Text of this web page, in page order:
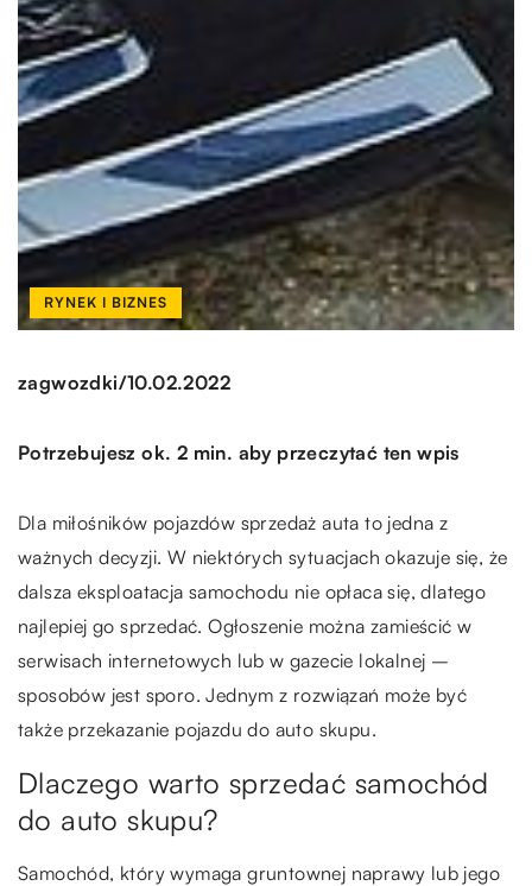
RYNEK I BIZNES
zagwozdki/10.02.2022
Potrzebujesz ok. 2 min. aby przeczytać ten wpis
Dla miłośników pojazdów sprzedaż auta to jedna z
ważnych decyzji. W niektórych sytuacjach okazuje się, że
dalsza eksploatacja samochodu nie opłaca się, dlatego
najlepiej go sprzedać. Ogłoszenie można zamieścić w
serwisach internetowych lub w gazecie lokalnej –
sposobów jest sporo. Jednym z rozwiązań może być
także przekazanie pojazdu do auto skupu.
Dlaczego warto sprzedać samochód
do auto skupu?
Samochód, który wymaga gruntownej naprawy lub jego